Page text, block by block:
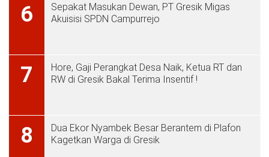
6
Sepakat Masukan Dewan, PT Gresik Migas
Akuisisi SPDN Campurrejo
7
Hore, Gaji Perangkat Desa Naik, Ketua RT dan
RW di Gresik Bakal Terima Insentif !
8
Dua Ekor Nyambek Besar Berantem di Plafon
Kagetkan Warga di Gresik